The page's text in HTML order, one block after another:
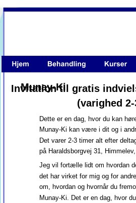
Invitation til gratis
(varighed
Dette er en dag, hvor du kan
Munay-Ki kan være i dit og i
Det varer 2-3 timer alt efter
på Haraldsborgvej 31,
Jeg vil fortælle lidt om hvordan
det har virket for mig og for
om, hvordan og hvornår du
Munay-Ki. Det er en dag, hvor
Munay-Ki